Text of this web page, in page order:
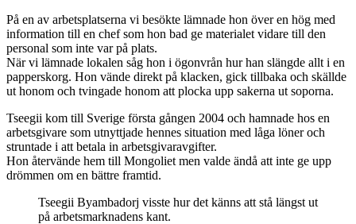
På en av arbetsplatserna vi besökte lämnade hon över en hög med
information till en chef som hon bad ge materialet vidare till den
personal som inte var på plats.
När vi lämnade lokalen såg hon i ögonvrån hur han slängde allt i en
papperskorg. Hon vände direkt på klacken, gick tillbaka och skällde
ut honom och tvingade honom att plocka upp sakerna ut soporna.
Tseegii kom till Sverige första gången 2004 och hamnade hos en
arbetsgivare som utnyttjade hennes situation med låga löner och
struntade i att betala in arbetsgivaravgifter.
Hon återvände hem till Mongoliet men valde ändå att inte ge upp
drömmen om en bättre framtid.
Tseegii Byambadorj visste hur det känns att stå längst ut
på arbetsmarknadens kant.